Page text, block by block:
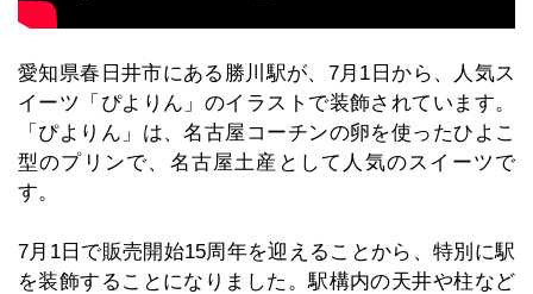
愛知県春日井市にある勝川駅が、7月1日から、人気ス
イーツ「ぴよりん」のイラストで装飾されています。
「ぴよりん」は、名古屋コーチンの卵を使ったひよこ
型のプリンで、名古屋土産として人気のスイーツで
す。
7月1日で販売開始15周年を迎えることから、特別に駅
を装飾することになりました。駅構内の天井や柱など